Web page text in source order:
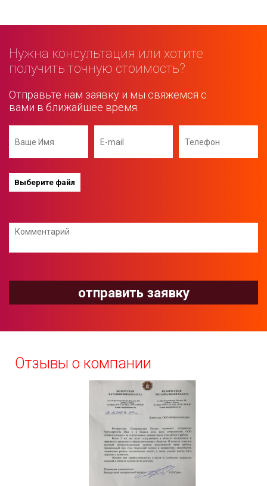
Нужна консультация или хотите
получить точную стоимость?
Отправьте нам заявку и мы свяжемся с
вами в ближайшее время.
Отзывы о компании